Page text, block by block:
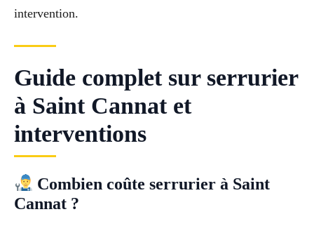
intervention.
Guide complet sur serrurier
à Saint Cannat et
interventions
Combien coûte serrurier à Saint
Cannat ?